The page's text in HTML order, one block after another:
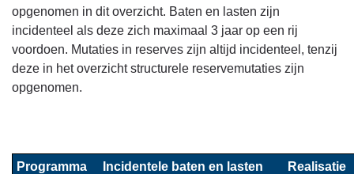
naar
navigatie
Het
overzicht
lasten
opgenomen in dit overzicht. Baten en lasten zijn
incidenteel als deze zich maximaal 3 jaar op een rij
voordoen. Mutaties in reserves zijn altijd incidenteel, tenzij
deze in het overzicht structurele reservemutaties zijn
opgenomen.
Programma
Incidentele baten en lasten
Realisatie